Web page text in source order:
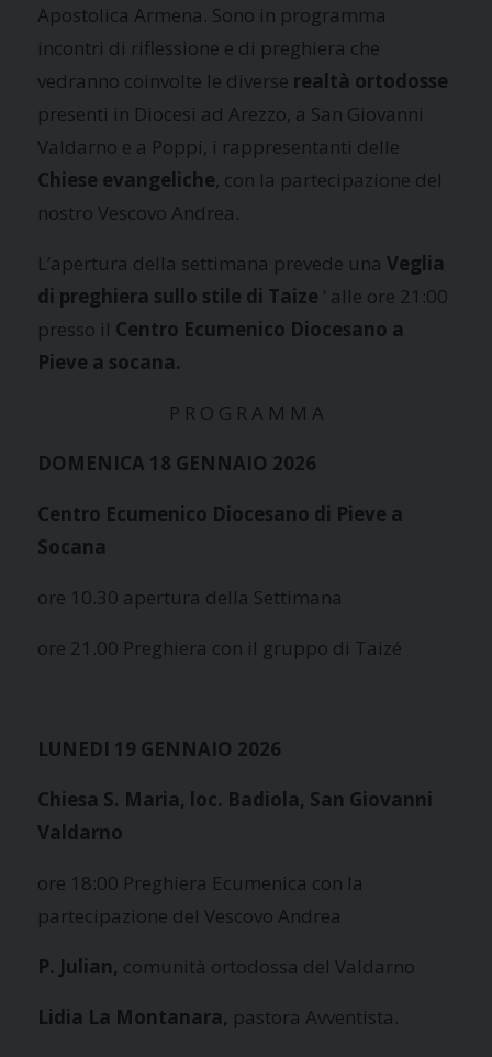
Apostolica Armena. Sono in programma
incontri di riflessione e di preghiera che
vedranno coinvolte le diverse realtà ortodosse
presenti in Diocesi ad Arezzo, a San Giovanni
Valdarno e a Poppi, i rappresentanti delle
Chiese evangeliche, con la partecipazione del
nostro Vescovo Andrea.
L’apertura della settimana prevede unaVeglia
di preghiera sullo stile di Taize ‘ alle ore 21:00
presso il Centro Ecumenico Diocesano a
Pieve a socana.
P R O G R A M M A
DOMENICA 18 GENNAIO 2026
Centro Ecumenico Diocesano di Pieve a
Socana
ore 10.30 apertura della Settimana
ore 21.00 Preghiera con il gruppo di Taizé
LUNEDI 19 GENNAIO 2026
Chiesa S. Maria, loc. Badiola, San Giovanni
Valdarno
ore 18:00 Preghiera Ecumenica con la
partecipazione del Vescovo Andrea
P. Julian, comunità ortodossa del Valdarno
Lidia La Montanara, pastora Avventista.